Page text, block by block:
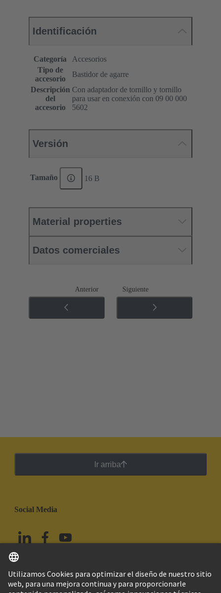
Identificación
Categoría
Accesorios
Tipo de
accesorio
Bastidor de agarre
Descripción
del
accesorio
Con adaptador de tornillo y tornillo
para usar en conexión con 09 00 000
5602
Versión
Tamaño 16 B
Material properties
Datos comerciales
Anterior Siguiente
Ir arriba
Social Media
México Español